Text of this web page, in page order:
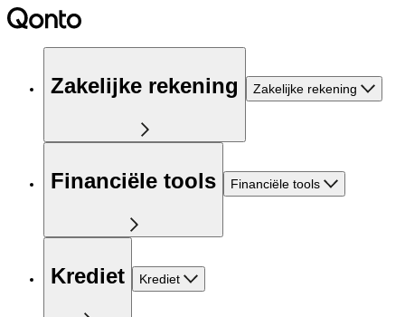
Zakelijke rekening Zakelijke rekening
Financiële tools Financiële tools
Krediet Krediet